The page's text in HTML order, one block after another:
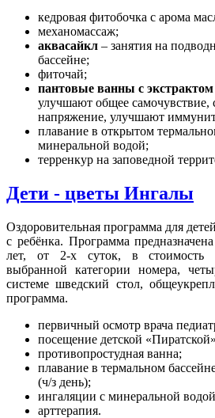
кедровая фитобочка с арома
механомассаж;
аквасайкл – занятия на
бассейне;
фиточай;
пантовые ванны с экстрактом
улучшают общее самочувствие,
напряжение, улучшают
плавание в открытом
минеральной водой;
терренкур на заповедной
Дети - цветы Ингалы
Оздоровительная программа для
с ребёнка. Программа
лет, от 2-х суток, в стоимость
выбранной категории номера,
системе шведский стол,
программа.
первичный осмотр врача
посещение детской
противопростудная ванна;
плавание в термальном
(ч/з день);
ингаляции с минеральной
арттерапия.